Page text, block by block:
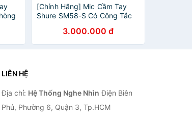
[Chính Hãng] Mic Cầm Tay
Shure SM58-S Có Công Tắc
SM58S Microphone Karaoke
SM58
3.000.000 đ
LIÊN HỆ
Địa chỉ: Hệ Thống Nghe Nhìn Điện Biên
Phủ, Phường 6, Quận 3, Tp.HCM